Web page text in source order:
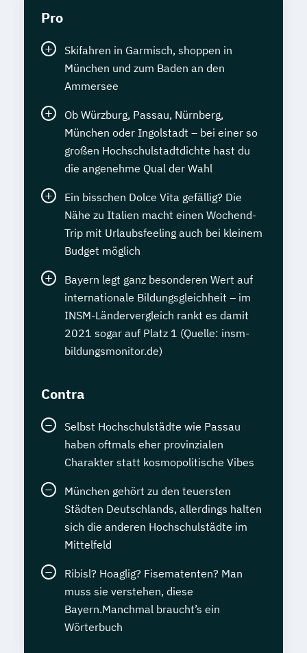
Techniker*in Maschinenbau
Technische*r Einkäufer*in
Usability und UX Expert*in
Volkwirtschaftslehre kompakt
Wechseljahremanager*in
Werkstoffkunde Grundlagen
Wirtschaftsinformatik kompakt
Wirtschaftsingenieurwesen
Wirtschaftsmathematik kompakt
Wirtschaftspsycholog*in Ökonom*in
Texten Englisch-Deutsch
Pro
Skifahren in Garmisch, shoppen in
München und zum Baden an den
Ammersee
Ob Würzburg, Passau, Nürnberg,
München oder Ingolstadt – bei einer so
großen Hochschulstadtdichte hast du
die angenehme Qual der Wahl
Ein bisschen Dolce Vita gefällig? Die
Nähe zu Italien macht einen Wochend-
Trip mit Urlaubsfeeling auch bei kleinem
Budget möglich
Bayern legt ganz besonderen Wert auf
internationale Bildungsgleichheit – im
INSM-Ländervergleich rankt es damit
2021 sogar auf Platz 1 (Quelle: insm-
bildungsmonitor.de)
Contra
Selbst Hochschulstädte wie Passau
haben oftmals eher provinzialen
Charakter statt kosmopolitische Vibes
München gehört zu den teuersten
Städten Deutschlands, allerdings halten
sich die anderen Hochschulstädte im
Mittelfeld
Ribisl? Hoaglig? Fisematenten? Man
muss sie verstehen, diese
Bayern.Manchmal braucht’s ein
Wörterbuch